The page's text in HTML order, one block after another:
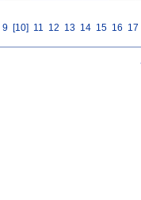
9 [10] 11 12 13 14 15 16 17